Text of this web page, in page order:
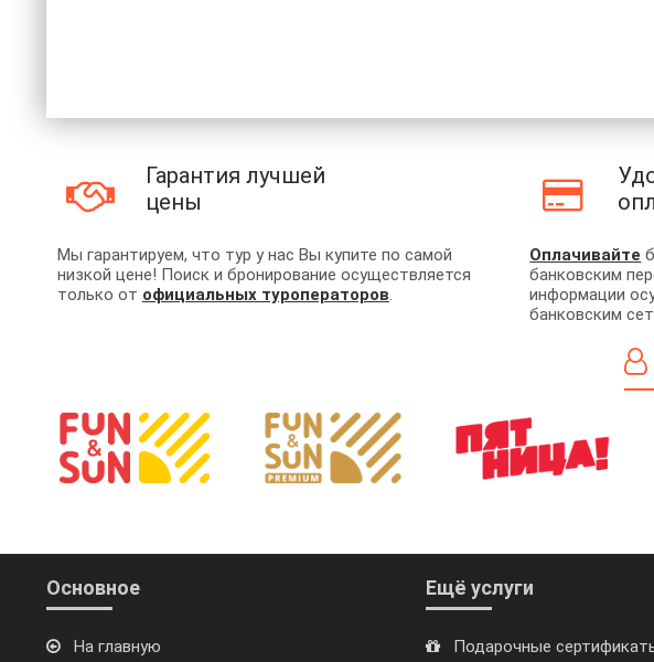
Гарантия лучшей
цены
Мы гарантируем, что тур у нас Вы купите по самой
низкой цене! Поиск и бронирование осуществляется
только от официальных туроператоров.
Оплачивайте
банковским
информации
банковским
Основное
На главную
Ещё услуги
Подарочные